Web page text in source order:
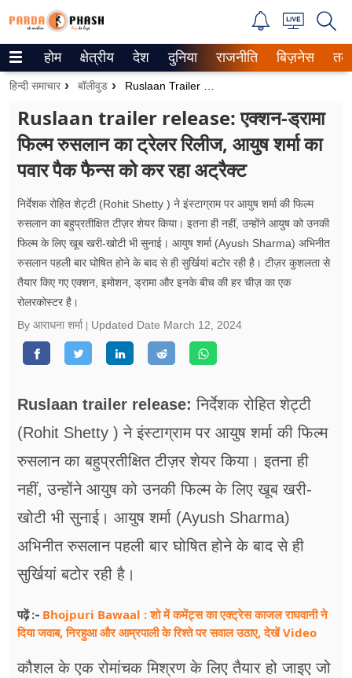
Trending on Google News
वेब स्टोरीज
उत्तर प्रदेश
वीडियो
रिलेशनशिप
जीवन मंत्रा
फूड
सेहत
ब्‍यूटी
जॉब्स
अन्य खबरें
होम क्षेत्रीय देश दुनिया राजनीति बिज़नेस
हिन्दी समाचार बॉलीवुड
Ruslaan trailer release: एक्शन-ड्रामा
फिल्म रुसलान का ट्रेलर रिलीज, आयुष शर्मा का
पवार पैक फैन्स को कर रहा अट्रैक्ट
निर्देशक रोहित शेट्टी (Rohit Shetty ) ने इंस्टाग्राम पर आयुष शर्मा की फिल्म
रुसलान का बहुप्रतीक्षित टीज़र शेयर किया। इतना ही नहीं, उन्होंने आयुष को उनकी
फिल्म के लिए खूब खरी-खोटी भी सुनाई। आयुष शर्मा (Ayush Sharma) अभिनीत
रुसलान पहली बार घोषित होने के बाद से ही सुर्खियां बटोर रही है। टीज़र कुशलता से
तैयार किए गए एक्शन, इमोशन, ड्रामा और इनके बीच की हर चीज़ का एक
रोलरकोस्टर है।
By आराधना शर्मा
Updated Date March 12, 2024
Ruslaan trailer release: निर्देशक रोहित शेट्टी
(Rohit Shetty ) ने इंस्टाग्राम पर आयुष शर्मा की फिल्म
रुसलान का बहुप्रतीक्षित टीज़र शेयर किया। इतना ही
नहीं, उन्होंने आयुष को उनकी फिल्म के लिए खूब खरी-
खोटी भी सुनाई। आयुष शर्मा (Ayush Sharma)
अभिनीत रुसलान पहली बार घोषित होने के बाद से ही
सुर्खियां बटोर रही है।
पढ़ें :- Bhojpuri Bawaal : शो में कमेंट्स का एक्ट्रेस काजल राघवानी ने
दिया जवाब, निरहुआ और आम्रपाली के रिश्ते पर सवाल उठाए, देखें Video
कौशल के एक रोमांचक मिश्रण के लिए तैयार हो जाइए जो